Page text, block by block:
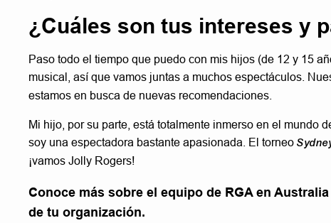
¿Cuáles son tus intereses y
Paso todo el tiempo que puedo con mis hijos (de 12 y 15
musical, así que vamos juntas a muchos espectáculos.
estamos en busca de nuevas recomendaciones.
Mi hijo, por su parte, está totalmente inmerso en el
soy una espectadora bastante apasionada. El torneo
¡vamos Jolly Rogers!
Conoce más sobre el equipo de RGA en
de tu organización.